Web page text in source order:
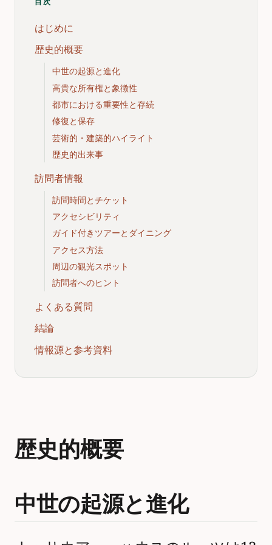
はじめに
歴史的概要
中世の起源と進化
高貴な所有権と象徴性
都市における重要性と存続
修復と保存
芸術的・建築的ハイライト
歴史的出来事
訪問者情報
訪問時間とチケット
アクセシビリティ
ガイド付きツアーとダイニング
アクセス方法
周辺の観光スポット
訪問者へのヒント
よくある質問
結論
情報源と参考資料
歴史的概要
中世の起源と進化